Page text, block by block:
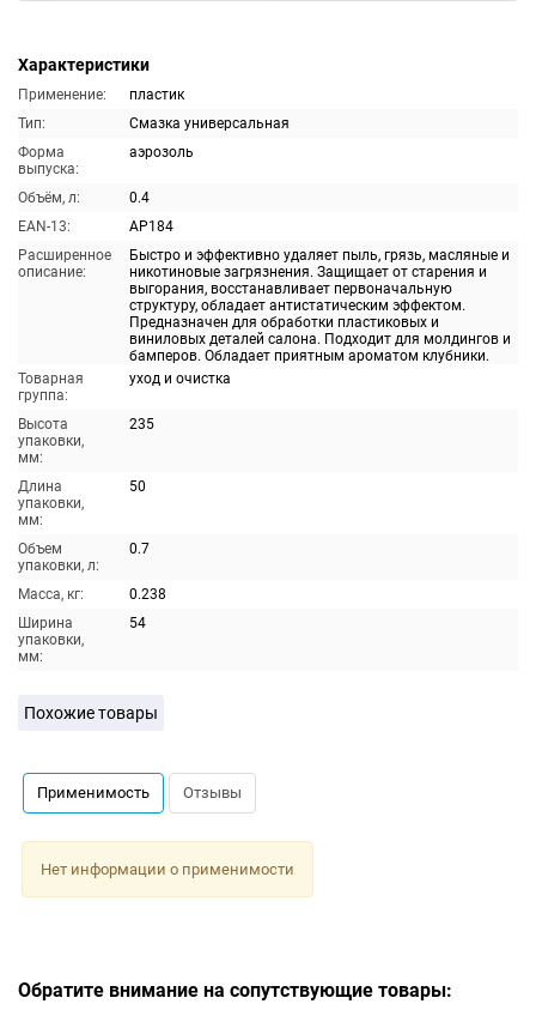
Характеристики
Применение:
пластик
Тип:
Смазка универсальная
Форма
выпуска:
аэрозоль
Объём, л:
0.4
EAN-13:
AP184
Расширенное
описание:
Быстро и эффективно удаляет пыль, грязь, масляные и
никотиновые загрязнения. Защищает от старения и
выгорания, восстанавливает первоначальную
структуру, обладает антистатическим эффектом.
Предназначен для обработки пластиковых и
виниловых деталей салона. Подходит для молдингов и
бамперов. Обладает приятным ароматом клубники.
Товарная
группа:
уход и очистка
Высота
упаковки,
мм:
235
Длина
упаковки,
мм:
50
Объем
упаковки, л:
0.7
Масса, кг:
0.238
Ширина
упаковки,
мм:
54
Похожие товары
Применимость Отзывы
Нет информации о применимости
Обратите внимание на сопутствующие товары: